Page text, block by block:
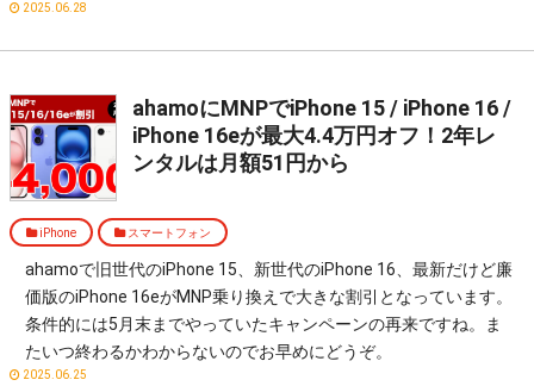
2025.06.28
ahamoにMNPでiPhone 15 / iPhone 16 /
iPhone 16eが最大4.4万円オフ！2年レ
ンタルは月額51円から
iPhone スマートフォン
ahamoで旧世代のiPhone 15、新世代のiPhone 16、最新だけど廉
価版のiPhone 16eがMNP乗り換えで大きな割引となっています。
条件的には5月末までやっていたキャンペーンの再来ですね。ま
たいつ終わるかわからないのでお早めにどうぞ。
2025.06.25